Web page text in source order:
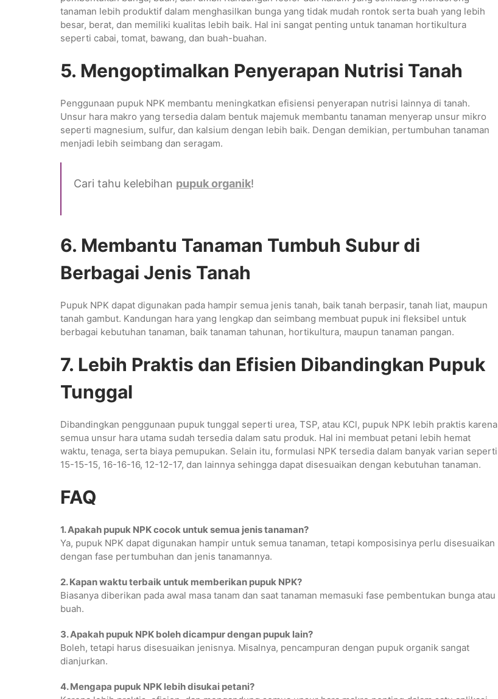
tanaman lebih produktif dalam menghasilkan bunga yang tidak mudah rontok serta buah yang lebih
besar, berat, dan memiliki kualitas lebih baik. Hal ini sangat penting untuk tanaman hortikultura
seperti cabai, tomat, bawang, dan buah-buahan.
5. Mengoptimalkan Penyerapan Nutrisi Tanah
Penggunaan pupuk NPK membantu meningkatkan efisiensi penyerapan nutrisi lainnya di tanah.
Unsur hara makro yang tersedia dalam bentuk majemuk membantu tanaman menyerap unsur mikro
seperti magnesium, sulfur, dan kalsium dengan lebih baik. Dengan demikian, pertumbuhan tanaman
menjadi lebih seimbang dan seragam.
Cari tahu kelebihan pupuk organik!
6. Membantu Tanaman Tumbuh Subur di
Berbagai Jenis Tanah
Pupuk NPK dapat digunakan pada hampir semua jenis tanah, baik tanah berpasir, tanah liat, maupun
tanah gambut. Kandungan hara yang lengkap dan seimbang membuat pupuk ini fleksibel untuk
berbagai kebutuhan tanaman, baik tanaman tahunan, hortikultura, maupun tanaman pangan.
7. Lebih Praktis dan Efisien Dibandingkan Pupuk
Tunggal
Dibandingkan penggunaan pupuk tunggal seperti urea, TSP, atau KCl, pupuk NPK lebih praktis karena
semua unsur hara utama sudah tersedia dalam satu produk. Hal ini membuat petani lebih hemat
waktu, tenaga, serta biaya pemupukan. Selain itu, formulasi NPK tersedia dalam banyak varian seperti
15-15-15, 16-16-16, 12-12-17, dan lainnya sehingga dapat disesuaikan dengan kebutuhan tanaman.
FAQ
1. Apakah pupuk NPK cocok untuk semua jenis tanaman?
Ya, pupuk NPK dapat digunakan hampir untuk semua tanaman, tetapi komposisinya perlu disesuaikan
dengan fase pertumbuhan dan jenis tanamannya.
2. Kapan waktu terbaik untuk memberikan pupuk NPK?
Biasanya diberikan pada awal masa tanam dan saat tanaman memasuki fase pembentukan bunga atau
buah.
3. Apakah pupuk NPK boleh dicampur dengan pupuk lain?
Boleh, tetapi harus disesuaikan jenisnya. Misalnya, pencampuran dengan pupuk organik sangat
dianjurkan.
4. Mengapa pupuk NPK lebih disukai petani?